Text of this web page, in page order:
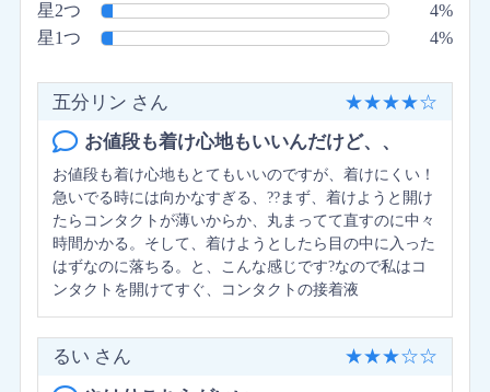
星2つ
4%
星1つ
4%
五分リン さん ★★★★☆
お値段も着け心地もいいんだけど、、
お値段も着け心地もとてもいいのですが、着けにくい！
急いでる時には向かなすぎる、??まず、着けようと開け
たらコンタクトが薄いからか、丸まってて直すのに中々
時間かかる。そして、着けようとしたら目の中に入った
はずなのに落ちる。と、こんな感じです?なので私はコ
ンタクトを開けてすぐ、コンタクトの接着液
るい さん ★★★☆☆